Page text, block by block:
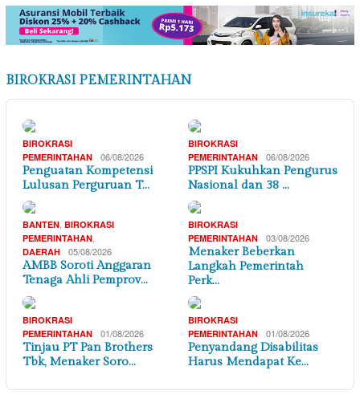
BIROKRASI PEMERINTAHAN
BIROKRASI
PEMERINTAHAN
06/08/2026
Penguatan Kompetensi
Lulusan Perguruan T…
BIROKRASI
PEMERINTAHAN
06/08/2026
PPSPI Kukuhkan Pengurus
Nasional dan 38 …
BANTEN, BIROKRASI
PEMERINTAHAN,
DAERAH 05/08/2026
AMBB Soroti Anggaran
Tenaga Ahli Pemprov…
BIROKRASI
PEMERINTAHAN
03/08/2026
Menaker Beberkan
Langkah Pemerintah
Perk…
BIROKRASI
PEMERINTAHAN
01/08/2026
Tinjau PT Pan Brothers
Tbk, Menaker Soro…
BIROKRASI
PEMERINTAHAN
01/08/2026
Penyandang Disabilitas
Harus Mendapat Ke…